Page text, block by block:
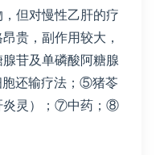
但对慢性乙肝的疗
贵，副作用较大，
苷及单磷酸阿糖腺
还输疗法；⑤猪苓
炎灵）；⑦中药；⑧